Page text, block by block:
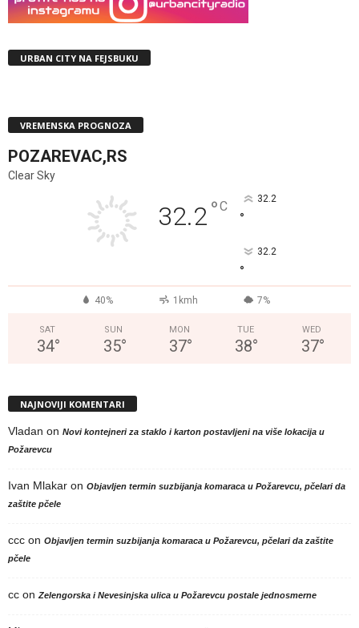
URBAN CITY NA FEJSBUKU
VREMENSKA PROGNOZA
POZAREVAC,RS
Clear Sky
32.2°C 32.2
°
32.2
°
40% 1kmh 7%
SAT
34°
SUN
35°
MON
37°
TUE
38°
WED
37°
NAJNOVIJI KOMENTARI
Vladan on Novi kontejneri za staklo i karton postavljeni na više lokacija u
Požarevcu
Ivan Mlakar on Objavljen termin suzbijanja komaraca u Požarevcu, pčelari da
zaštite pčele
ccc on Objavljen termin suzbijanja komaraca u Požarevcu, pčelari da zaštite
pčele
cc on Zelengorska i Nevesinjska ulica u Požarevcu postale jednosmerne